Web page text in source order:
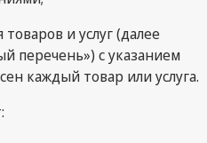
и услуг (далее
перечень») с указанием
каждый товар или услуга.